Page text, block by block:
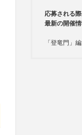
応募される
最新の開催情
「登竜門」